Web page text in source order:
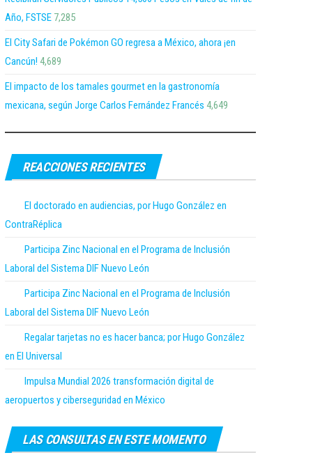
Año, FSTSE 7,285
El City Safari de Pokémon GO regresa a México, ahora ¡en
Cancún! 4,689
El impacto de los tamales gourmet en la gastronomía
mexicana, según Jorge Carlos Fernández Francés 4,649
REACCIONES RECIENTES
El doctorado en audiencias, por Hugo González en
ContraRéplica
Participa Zinc Nacional en el Programa de Inclusión
Laboral del Sistema DIF Nuevo León
Participa Zinc Nacional en el Programa de Inclusión
Laboral del Sistema DIF Nuevo León
Regalar tarjetas no es hacer banca; por Hugo González
en El Universal
Impulsa Mundial 2026 transformación digital de
aeropuertos y ciberseguridad en México
LAS CONSULTAS EN ESTE MOMENTO